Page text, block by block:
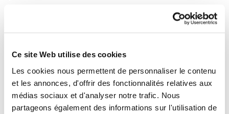
Ce site Web utilise des cookies
Les cookies nous permettent de personnaliser le contenu
et les annonces, d'offrir des fonctionnalités relatives aux
médias sociaux et d'analyser notre trafic. Nous
partageons également des informations sur l'utilisation de
Pour aller plus loin, le Conseil National des Exploitants
thermaux a impulsé la mise en place d’une démarche de
thermaux afin de répondre à un enjeu de sécurité
Un guide des bonnes pratiques et des modules de
formation permettent à l’ensemble des exploitations
thermales d’initier un processus de management des
risques dans leurs installations. Cette démarche est, au